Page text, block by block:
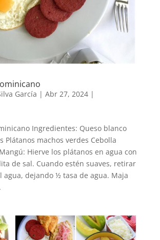
García | Abr 27, 2024|
Ingredientes: Queso blanco
Plátanos machos verdes Cebolla
Hierve los plátanos en agua con
de sal. Cuando estén suaves, retirar
agua, dejando ½ tasa de agua. Maja